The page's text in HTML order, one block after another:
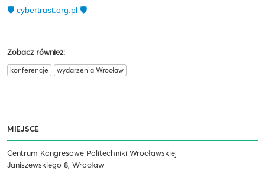
🛡️ cybertrust.org.pl 🛡️
Zobacz również:
konferencje wydarzenia Wrocław
MIEJSCE
Centrum Kongresowe Politechniki Wrocławskiej
Janiszewskiego 8, Wrocław